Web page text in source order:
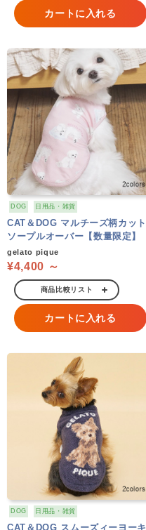
カートに入れる
DOG 日用品・雑貨
CAT＆DOG マルチーズ柄カット
ソープルオーバー【数量限定】
gelato pique
¥4,400 ～
商品比較リスト
カートに入れる
DOG 日用品・雑貨
CAT＆DOG スムーズィーヨーキ